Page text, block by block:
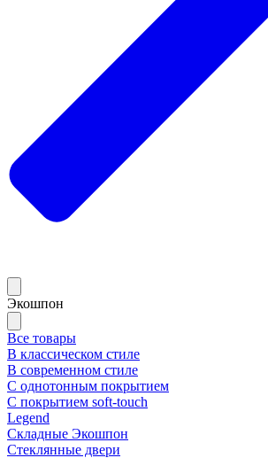
Экошпон
Все товары
В классическом стиле
В современном стиле
С однотонным покрытием
С покрытием soft-touch
Legend
Складные Экошпон
Стеклянные двери